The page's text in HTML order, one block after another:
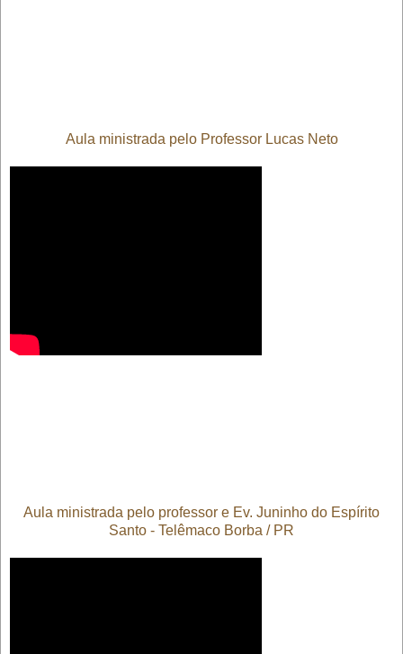
Aula ministrada pelo Professor Lucas Neto
Aula ministrada pelo professor e Ev. Juninho do Espírito
Santo - Telêmaco Borba / PR